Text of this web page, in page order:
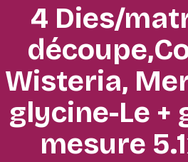
4 Dies/
Wisteria,
glycine-Le +
mesure